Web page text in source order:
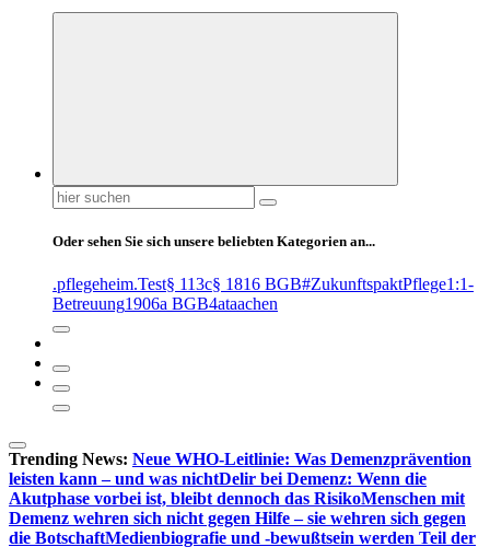
Suchen
nach:
Oder sehen Sie sich unsere beliebten Kategorien an...
.pflegeheim.Test§ 113c§ 1816 BGB#ZukunftspaktPflege1:1-
Betreuung1906a BGB4ataachen
Trending News: Neue WHO-Leitlinie: Was Demenzprävention
leisten kann – und was nichtDelir bei Demenz: Wenn die
Akutphase vorbei ist, bleibt dennoch das RisikoMenschen mit
Demenz wehren sich nicht gegen Hilfe – sie wehren sich gegen
die BotschaftMedienbiografie und -bewußtsein werden Teil der